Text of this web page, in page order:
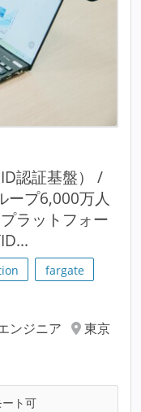
認証基盤） /
ープ6,000万人
ラットフォー
fargate
ンジニア
東京
ト可